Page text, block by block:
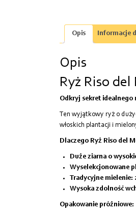
Opis Informacje
Opis
Ryż Riso
Odkryj sekret idealnego
Ten wyjątkowy ryż o
włoskich plantacji i
Dlaczego Ryż Riso del
Duże ziarna o
Wyselekcjonowane
Tradycyjne mielenie:
Wysoka zdolność
Opakowanie próżniowe: